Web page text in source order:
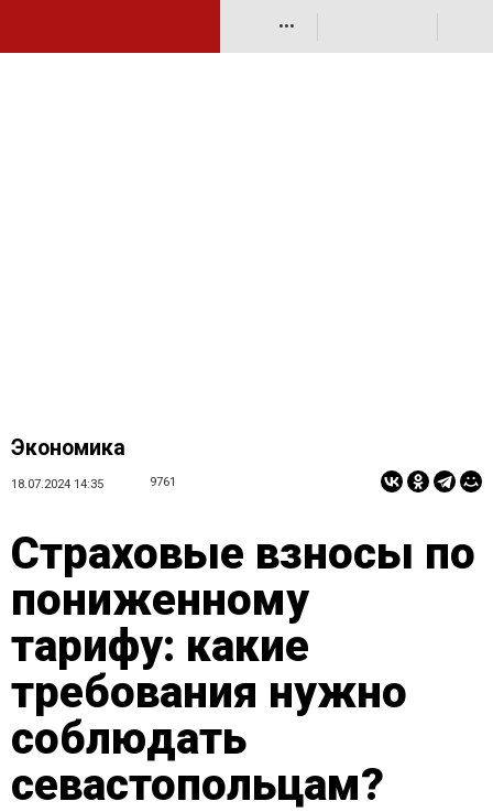
•••
Экономика
18.07.2024 14:35 9761
Страховые взносы по
пониженному
тарифу: какие
требования нужно
соблюдать
севастопольцам?